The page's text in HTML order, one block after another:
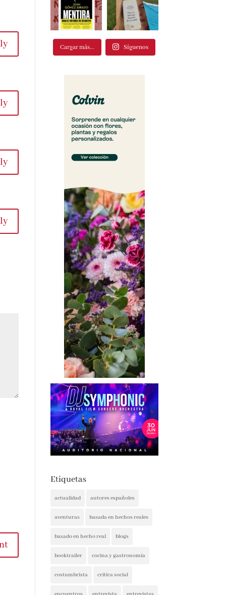
Cargar más... Síguenos
Etiquetas
actualidad autores españoles
aventuras basada en hechos reales
basado en hecho real blogs
booktrailer cocina y gastronomía
costumbrista crítica social